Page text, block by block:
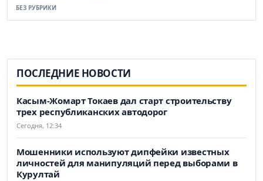
БЕЗ РУБРИКИ
ПОСЛЕДНИЕ НОВОСТИ
Касым-Жомарт Токаев дал старт строительству
трех республиканских автодорог
Сегодня, 12:34
Мошенники используют дипфейки известных
личностей для манипуляций перед выборами в
Курултай